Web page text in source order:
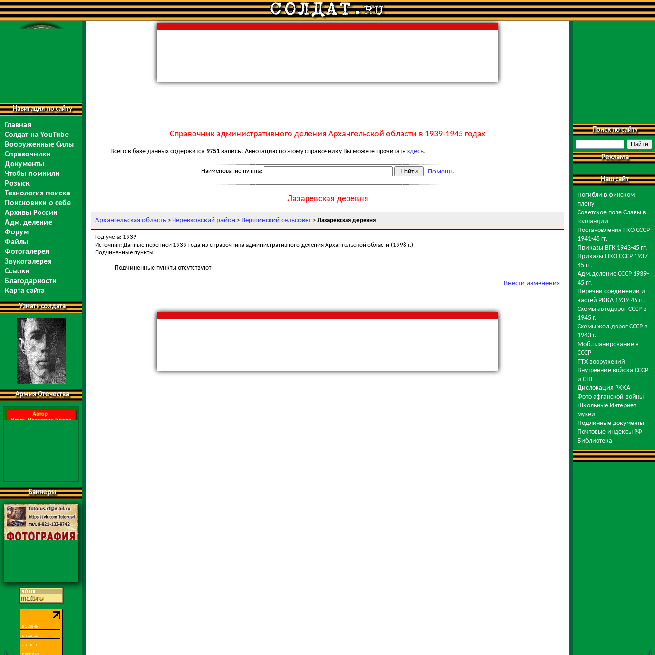
Навигация по сайту
Главная
Солдат на YouTube
Вооруженные Силы
Справочники
Документы
Чтобы помнили
Розыск
Технология поиска
Поисковики о себе
Архивы России
Адм. деление
Форум
Файлы
Фотогалерея
Звукогалерея
Ссылки
Благодарности
Карта сайта
Узнать солдата
Армия Отечества
Баннеры
Справочник административного деления Архангельской области в 1939-1945 годах
Всего в базе данных содержится 9751 запись. Аннотацию по этому справочнику Вы можете прочитать здесь.
Наименование пункта: Помощь
Лазаревская деревня
Архангельская область > Черевковский район > Вершинский сельсовет > Лазаревская деревня
Год учета: 1939
Источник: Данные переписи 1939 года из справочника административного деления Архангельской области (1998 г.)
Подчиненные пункты:
Подчиненные пункты отсутствуют
Внести изменения
Поиск по сайту
Реклама
Наш сайт
Погибли в финском
плену
Советское поле Славы в
Голландии
Постановления ГКО СССР
1941-45 гг.
Приказы ВГК 1943-45 гг.
Приказы НКО СССР 1937-
45 гг.
Адм.деление СССР 1939-
45 гг.
Перечни соединений и
частей РККА 1939-45 гг.
Схемы автодорог СССР в
1945 г.
Схемы жел.дорог СССР в
1943 г.
Моб.планирование в
СССР
ТТХ вооружений
Внутренние войска СССР
и СНГ
Дислокация РККА
Фото афганской войны
Школьные Интернет-
музеи
Подлинные документы
Почтовые индексы РФ
Библиотека